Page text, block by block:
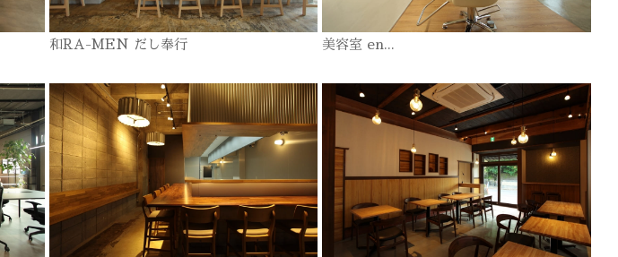
和RA-MEN だし奉行 美容室 en...